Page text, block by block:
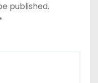
published.